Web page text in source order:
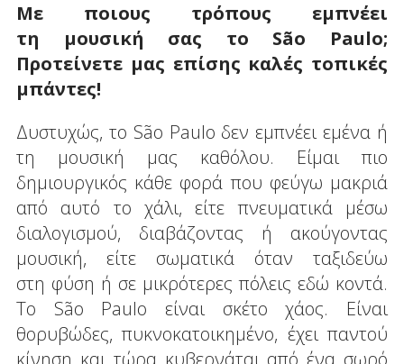
Με ποιους τρόπους εμπνέει
τη μουσική σας το São Paulo;
Προτείνετε μας επίσης καλές τοπικές
μπάντες!
Δυστυχώς, το São Paulo δεν εμπνέει εμένα ή
τη μουσική μας καθόλου. Είμαι πιο
δημιουργικός κάθε φορά που φεύγω μακριά
από αυτό το χάλι, είτε πνευματικά μέσω
διαλογισμού, διαβάζοντας ή ακούγοντας
μουσική, είτε σωματικά όταν ταξιδεύω
στη φύση ή σε μικρότερες πόλεις εδώ κοντά.
Το São Paulo είναι σκέτο χάος. Είναι
θορυβώδες, πυκνοκατοικημένο, έχει παντού
κίνηση και τώρα κυβερνάται από ένα σωρό